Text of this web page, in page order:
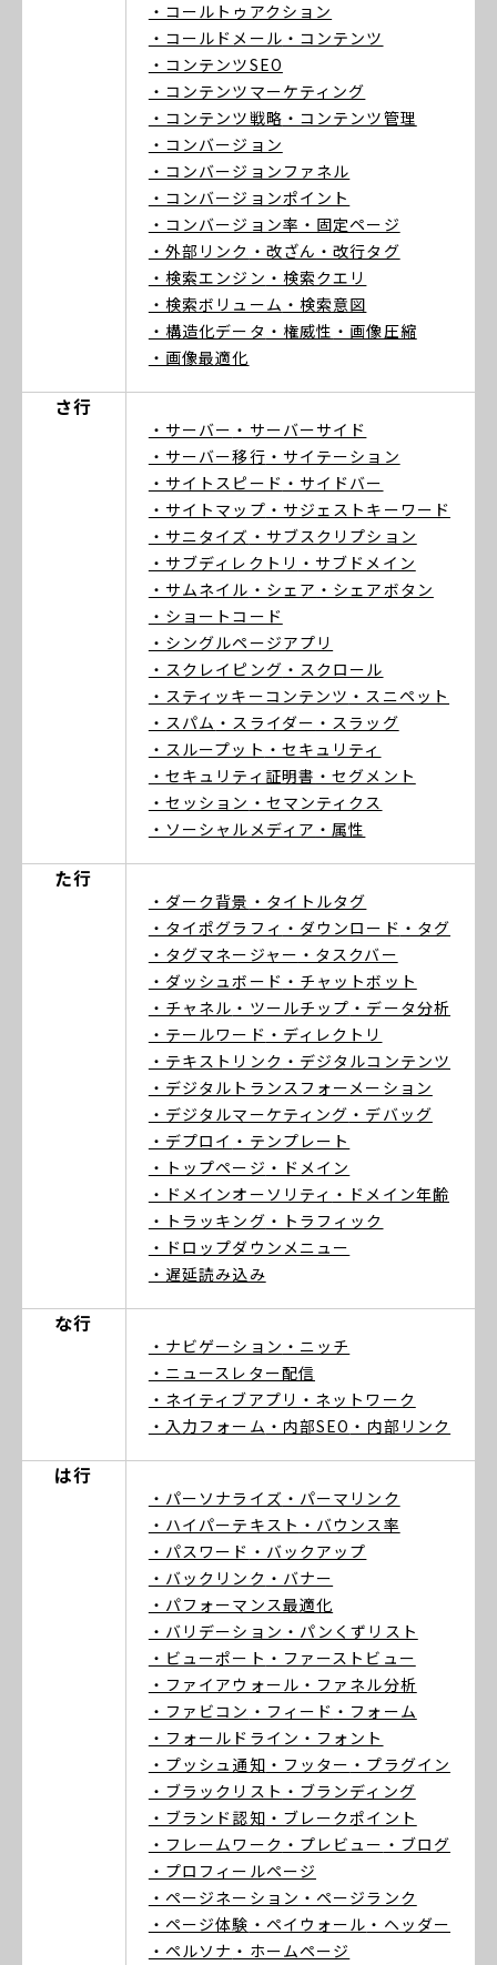
・コールトゥアクション
・コールドメール ・コンテンツ
・コンテンツSEO
・コンテンツマーケティング
・コンテンツ戦略 ・コンテンツ管理
・コンバージョン
・コンバージョンファネル
・コンバージョンポイント
・コンバージョン率 ・固定ページ
・外部リンク ・改ざん ・改行タグ
・検索エンジン ・検索クエリ
・検索ボリューム ・検索意図
・構造化データ ・権威性 ・画像圧縮
・画像最適化
さ行
・サーバー ・サーバーサイド
・サーバー移行 ・サイテーション
・サイトスピード ・サイドバー
・サイトマップ ・サジェストキーワード
・サニタイズ ・サブスクリプション
・サブディレクトリ ・サブドメイン
・サムネイル ・シェア ・シェアボタン
・ショートコード
・シングルページアプリ
・スクレイピング ・スクロール
・スティッキーコンテンツ ・スニペット
・スパム ・スライダー ・スラッグ
・スループット ・セキュリティ
・セキュリティ証明書 ・セグメント
・セッション ・セマンティクス
・ソーシャルメディア ・属性
た行
・ダーク背景 ・タイトルタグ
・タイポグラフィ ・ダウンロード ・タグ
・タグマネージャー ・タスクバー
・ダッシュボード ・チャットボット
・チャネル ・ツールチップ ・データ分析
・テールワード ・ディレクトリ
・テキストリンク ・デジタルコンテンツ
・デジタルトランスフォーメーション
・デジタルマーケティング ・デバッグ
・デプロイ ・テンプレート
・トップページ ・ドメイン
・ドメインオーソリティ ・ドメイン年齢
・トラッキング ・トラフィック
・ドロップダウンメニュー
・遅延読み込み
な行
・ナビゲーション ・ニッチ
・ニュースレター配信
・ネイティブアプリ ・ネットワーク
・入力フォーム ・内部SEO ・内部リンク
は行
・パーソナライズ ・パーマリンク
・ハイパーテキスト ・バウンス率
・パスワード ・バックアップ
・バックリンク ・バナー
・パフォーマンス最適化
・バリデーション ・パンくずリスト
・ビューポート ・ファーストビュー
・ファイアウォール ・ファネル分析
・ファビコン ・フィード ・フォーム
・フォールドライン ・フォント
・プッシュ通知 ・フッター ・プラグイン
・ブラックリスト ・ブランディング
・ブランド認知 ・ブレークポイント
・フレームワーク ・プレビュー ・ブログ
・プロフィールページ
・ページネーション ・ページランク
・ページ体験 ・ペイウォール ・ヘッダー
・ペルソナ ・ホームページ